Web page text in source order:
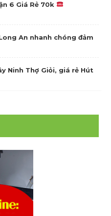
6 Giá Rẻ 70k
An nhanh chóng đảm
Ninh Thợ Giỏi, giá rẻ Hút